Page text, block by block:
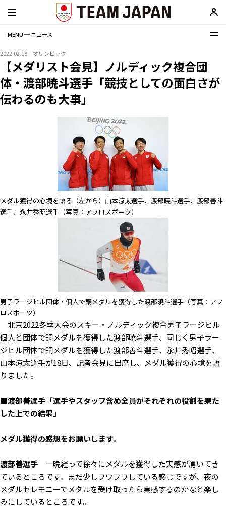
MENU ─ ニュース
2022.02.18 オリンピック
【メダリスト会見】ノルディック複合団
体・渡部暁斗選手「競技としての面白さが
伝わるのも大事」
メダル獲得の心境を語る（左から）山本涼太選手、渡部暁斗選手、渡部善斗
選手、永井秀昭選手（写真：アフロスポーツ）
男子ラージヒル団体・個人で銅メダルを獲得した渡部暁斗選手（写真：アフ
ロスポーツ）
北京2022冬季大会のスキー・ノルディック複合男子ラージヒル
個人と団体で銅メダルを獲得した渡部暁斗選手、同じく男子ラー
ジヒル団体で銅メダルを獲得した渡部善斗選手、永井秀昭選手、
山本涼太選手が18日、記者会見に出席し、メダル獲得の心境を語
りました。
■渡部善選手「選手やスタッフ含め全員がそれぞれの役割を果た
した上での結果」
――メダル獲得の感想をお願いします。
渡部善選手 一晩経って徐々にメダルを獲得した実感が湧いてき
ているところです。まだ少しフワフワしている感じですが、夜の
メダルセレモニーでメダルを受け取ったら実感するのかなと楽し
みにしているところです。